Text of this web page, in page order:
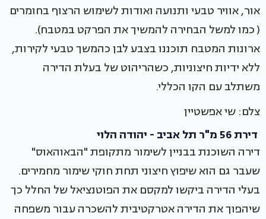
אור, אוויר טבעי ותנועה ואודות לשימוש הרצוף בחומרים
( כמו למשל הבחירה להמשיך את הפרקט במטבח).
ארונות המטבח תוכננו בצבע לבן כהמשך טבעי לקירות,
ללא ידיות חיצוניות, כשהריהוט של בעלת הדירה
משתלב עם הקו הכללי.
צלם: שי אפשטיין
דירת 56 מ"ר תל אביב - יהודה הלוי
דירה השוכנת בבניין לשימור מתקופת "הבאוהאוס"
שעבר גם הוא שיפוץ חיצוני תחת חוקי שימור מחמירים.
בעלי הדירה ביקשו למקסם את הפוטנציאל של החלל כך
שיהפוך את הדירה אטרקטיבית להשכרה עבור משפחה